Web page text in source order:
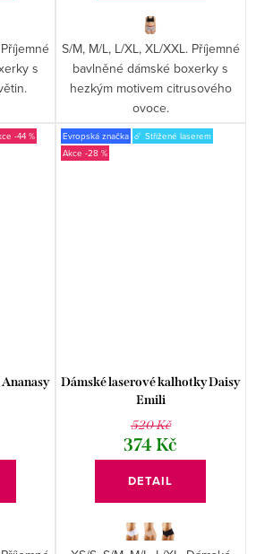
s
S/M, M/L, L/XL, XL/XXL. Příjemné
bavlněné dámské boxerky s
hezkým motivem citrusového
ovoce.
-44 % Evropská značka ☄️ Střižené laserem
-28 %
Dámské laserové kalhotky Daisy
Emili
520 Kč
374 Kč
DETAIL